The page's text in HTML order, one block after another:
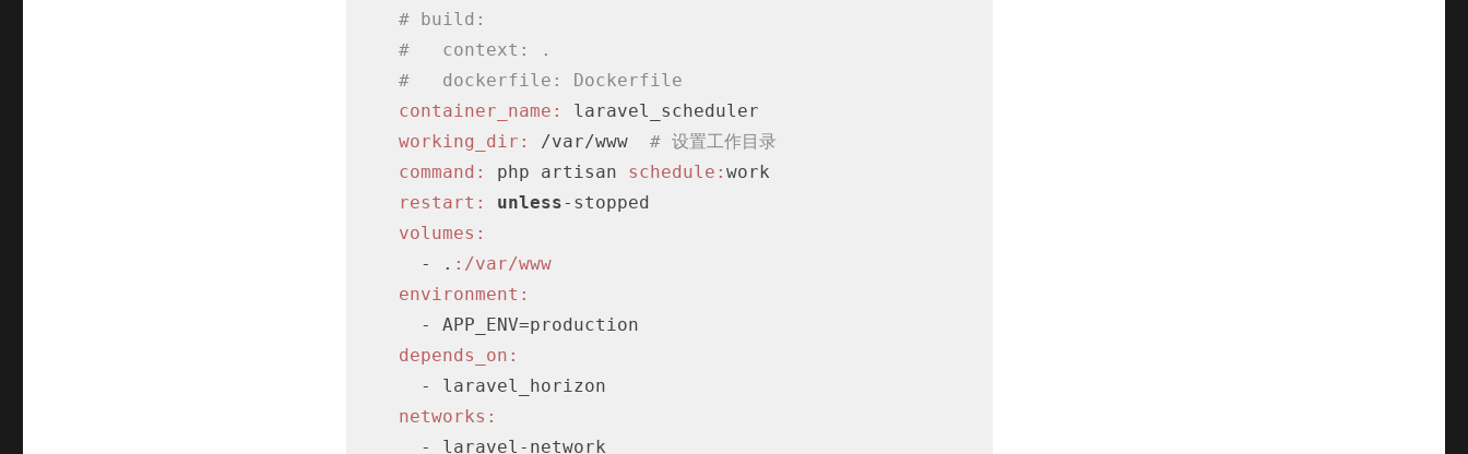
# build:
#   context: .
#   dockerfile: Dockerfile
container_name:
laravel_scheduler
working_dir:
/var/www # 设置工作目录
command:
php artisan schedule: work
restart:
unless-stopped
volumes:
      - .
:/var/www
environment:
depends_on:
networks: